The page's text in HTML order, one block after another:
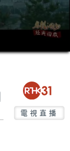
電視直播